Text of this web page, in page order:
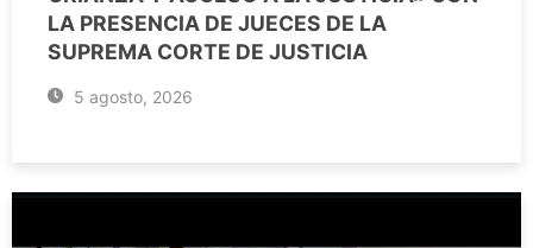
LA PRESENCIA DE JUECES DE LA
SUPREMA CORTE DE JUSTICIA
5 agosto, 2026